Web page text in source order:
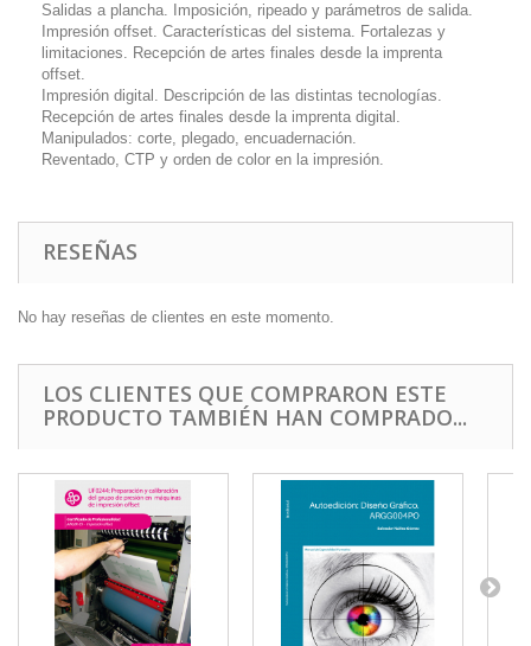
Salidas a plancha. Imposición, ripeado y parámetros de salida.
Impresión offset. Características del sistema. Fortalezas y
limitaciones. Recepción de artes finales desde la imprenta
offset.
Impresión digital. Descripción de las distintas tecnologías.
Recepción de artes finales desde la imprenta digital.
Manipulados: corte, plegado, encuadernación.
Reventado, CTP y orden de color en la impresión.
RESEÑAS
No hay reseñas de clientes en este momento.
LOS CLIENTES QUE COMPRARON ESTE
PRODUCTO TAMBIÉN HAN COMPRADO...